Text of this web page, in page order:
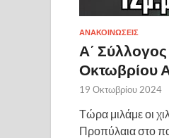
ΑΝΑΚΟΙΝΩΣΕΙΣ
Α΄
Οκτωβρίου
19 Οκτωβρίου 2024
Τώρα μιλάμε οι
Προπύλαια στο